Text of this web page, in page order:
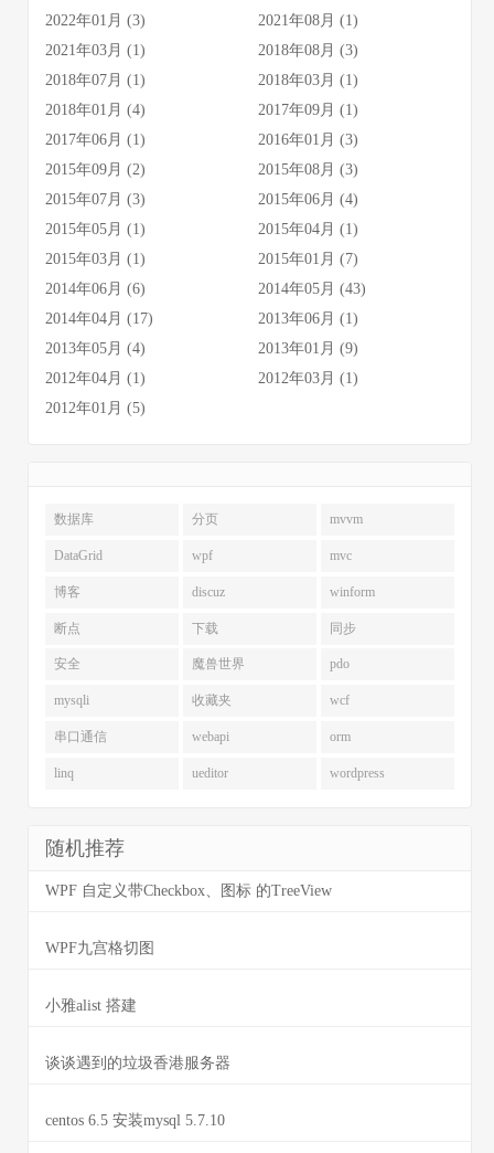
2022年01月 (3)
2021年08月 (1)
2021年03月 (1)
2018年08月 (3)
2018年07月 (1)
2018年03月 (1)
2018年01月 (4)
2017年09月 (1)
2017年06月 (1)
2016年01月 (3)
2015年09月 (2)
2015年08月 (3)
2015年07月 (3)
2015年06月 (4)
2015年05月 (1)
2015年04月 (1)
2015年03月 (1)
2015年01月 (7)
2014年06月 (6)
2014年05月 (43)
2014年04月 (17)
2013年06月 (1)
2013年05月 (4)
2013年01月 (9)
2012年04月 (1)
2012年03月 (1)
2012年01月 (5)
数据库 分页 mvvm
DataGrid wpf mvc
博客 discuz winform
断点 下载 同步
安全 魔兽世界 pdo
mysqli 收藏夹 wcf
串口通信 webapi orm
linq ueditor wordpress
随机推荐
WPF 自定义带Checkbox、图标 的TreeView
WPF九宫格切图
小雅alist 搭建
谈谈遇到的垃圾香港服务器
centos 6.5 安装mysql 5.7.10